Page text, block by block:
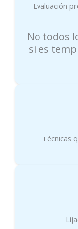
Evaluación
No todos
si es
Técnicas